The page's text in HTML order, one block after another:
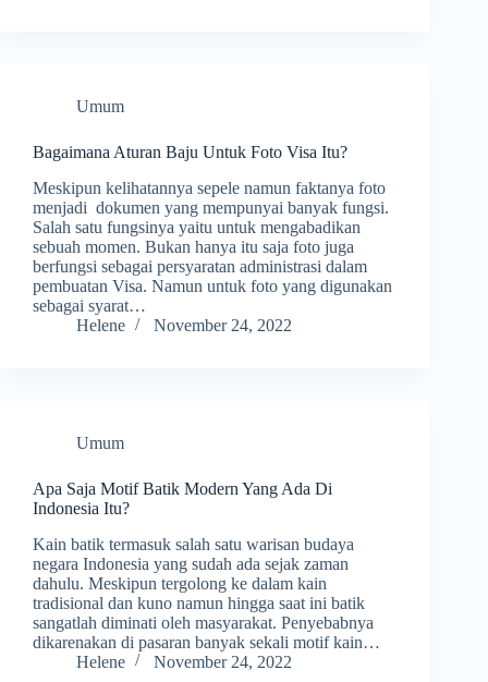
Umum
Bagaimana Aturan Baju Untuk Foto Visa Itu?
Meskipun kelihatannya sepele namun faktanya foto
menjadi dokumen yang mempunyai banyak fungsi.
Salah satu fungsinya yaitu untuk mengabadikan
sebuah momen. Bukan hanya itu saja foto juga
berfungsi sebagai persyaratan administrasi dalam
pembuatan Visa. Namun untuk foto yang digunakan
sebagai syarat…
Helene
November 24, 2022
Umum
Apa Saja Motif Batik Modern Yang Ada Di
Indonesia Itu?
Kain batik termasuk salah satu warisan budaya
negara Indonesia yang sudah ada sejak zaman
dahulu. Meskipun tergolong ke dalam kain
tradisional dan kuno namun hingga saat ini batik
sangatlah diminati oleh masyarakat. Penyebabnya
dikarenakan di pasaran banyak sekali motif kain…
Helene
November 24, 2022